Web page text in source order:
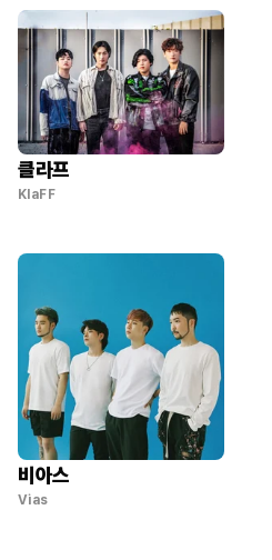
클라프
KlaFF
비아스
Vias